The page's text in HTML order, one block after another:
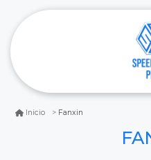
Inicio Fanxin